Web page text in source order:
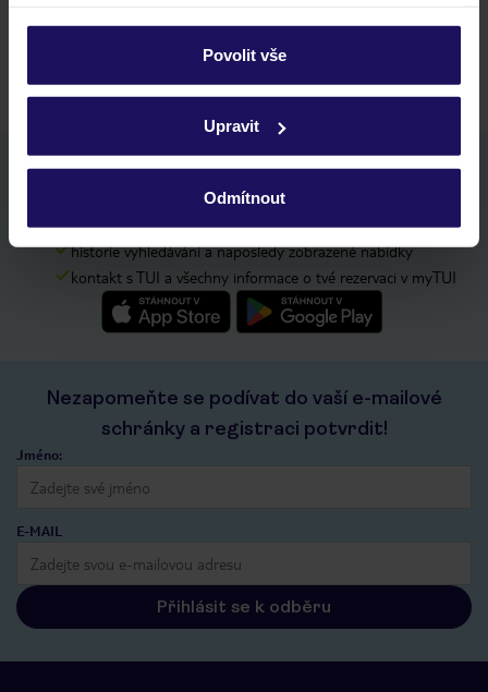
personalizovat v sekci „Personalizace“.
Podrobné informace o souborech cookie naleznete v
ochrany osobních údajů.
Povolit vše
Upravit
Odmítnout
Stáhněte si bezplatnou aplikaci TUI
rychlé vyhledávání a prohlížení nabídek
seznam oblíbených nabídek a možnost jejich sdílení
historie vyhledávání a naposledy zobrazené nabídky
kontakt s TUI a všechny informace o tvé rezervaci v myTUI
Nezapomeňte se podívat do vaší e-mailové
schránky a registraci potvrdit!
Jméno:
E-MAIL
Přihlásit se k odběru